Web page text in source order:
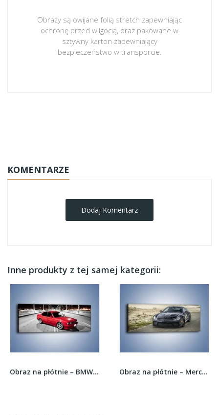
Obrazy są owijane folią stretch zapewniając
ochronę przed wilgocią, oraz pakowane w
sztywny karton zapewniający
bezpieczeństwo w transporcie.
KOMENTARZE
Dodaj Komentarz
Inne produkty z tej samej kategorii:
Obraz na płótnie – BMW 5 E34 na moście –... Obraz na płótnie – Mercedes C AMG Coupe Black...